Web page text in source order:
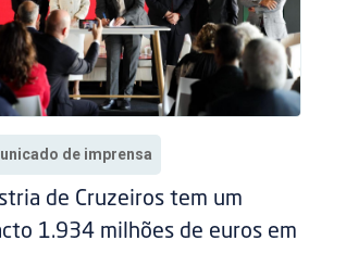
de imprensa
de Cruzeiros tem um
1.934 milhões de euros em